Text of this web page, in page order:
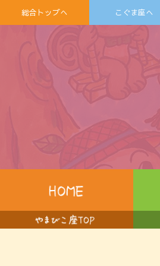
総合トップへ こぐま座へ